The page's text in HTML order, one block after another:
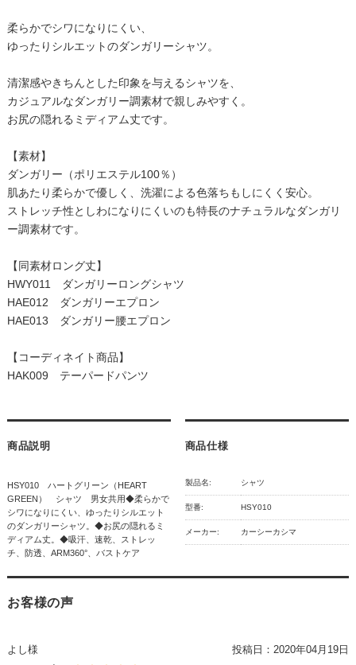
柔らかでシワになりにくい、
ゆったりシルエットのダンガリーシャツ。
清潔感やきちんとした印象を与えるシャツを、
カジュアルなダンガリー調素材で親しみやすく。
お尻の隠れるミディアム丈です。
【素材】
ダンガリー（ポリエステル100％）
肌あたり柔らかで優しく、洗濯による色落ちもしにくく安心。
ストレッチ性としわになりにくいのも特長のナチュラルなダンガリ
ー調素材です。
【同素材ロング丈】
HWY011 ダンガリーロングシャツ
HAE012 ダンガリーエプロン
HAE013 ダンガリー腰エプロン
【コーディネイト商品】
HAK009 テーパードパンツ
商品説明
HSY010 ハートグリーン（HEART
GREEN） シャツ 男女共用◆柔らかで
シワになりにくい、ゆったりシルエット
のダンガリーシャツ。◆お尻の隠れるミ
ディアム丈。◆吸汗、速乾、ストレッ
チ、防透、ARM360°、バストケア
商品仕様
製品名: シャツ
型番: HSY010
メーカー: カーシーカシマ
お客様の声
よし様 投稿日： 2020年04月19日